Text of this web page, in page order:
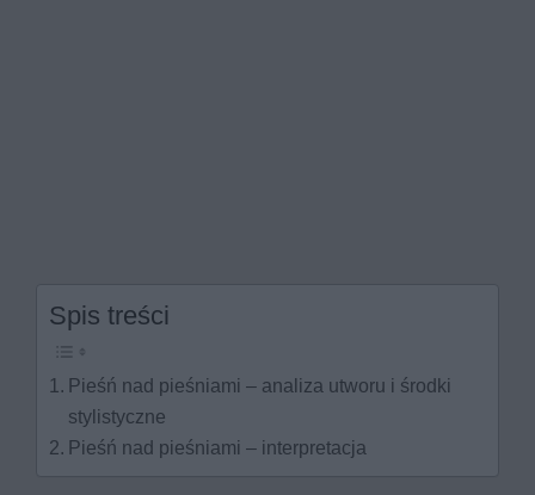
Spis treści
Pieśń nad pieśniami – analiza utworu i środki
stylistyczne
Pieśń nad pieśniami – interpretacja